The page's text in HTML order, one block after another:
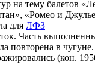
на тему балетов
«Ромео и
для ЛФЗ
Часть
повторена в
(кон.